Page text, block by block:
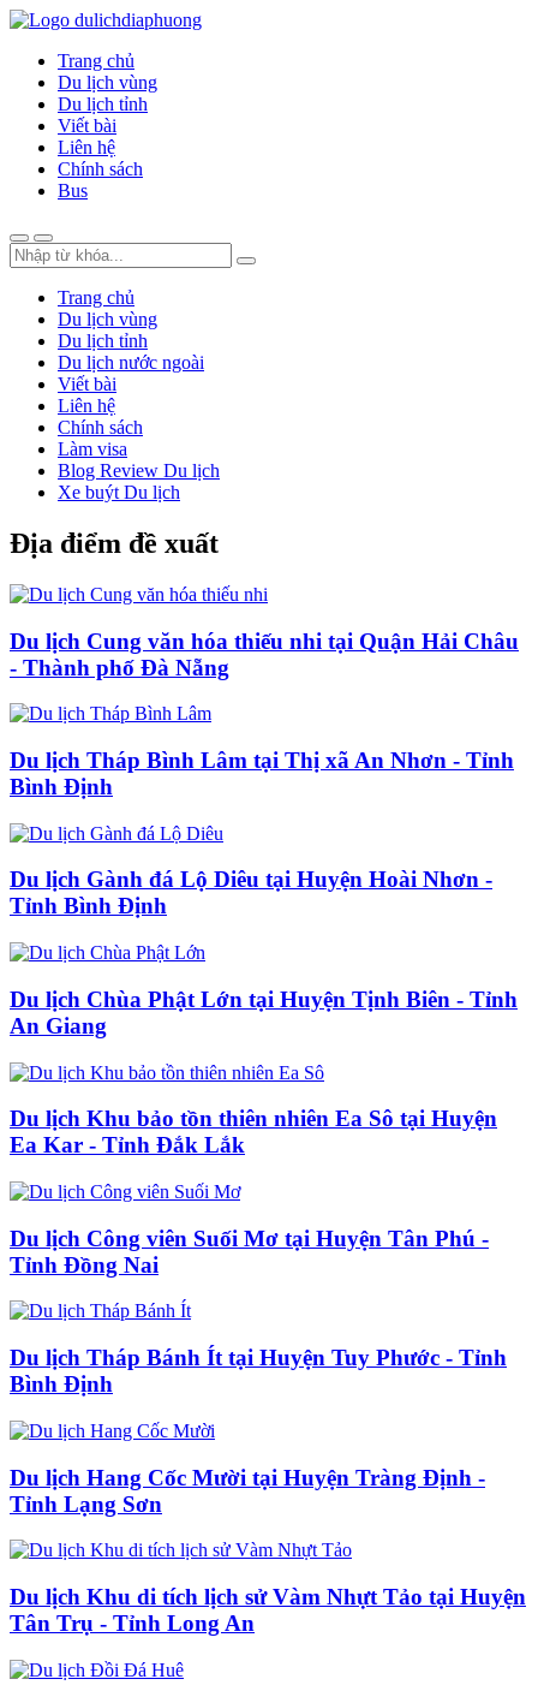
Trang chủ
Du lịch vùng
Du lịch tỉnh
Viết bài
Liên hệ
Chính sách
Bus
Trang chủ
Du lịch vùng
Du lịch tỉnh
Du lịch nước ngoài
Viết bài
Liên hệ
Chính sách
Làm visa
Blog Review Du lịch
Xe buýt Du lịch
Địa điểm đề xuất
Du lịch Cung văn hóa thiếu nhi tại Quận Hải Châu
- Thành phố Đà Nẵng
Du lịch Tháp Bình Lâm tại Thị xã An Nhơn - Tỉnh
Bình Định
Du lịch Gành đá Lộ Diêu tại Huyện Hoài Nhơn -
Tỉnh Bình Định
Du lịch Chùa Phật Lớn tại Huyện Tịnh Biên - Tỉnh
An Giang
Du lịch Khu bảo tồn thiên nhiên Ea Sô tại Huyện
Ea Kar - Tỉnh Đắk Lắk
Du lịch Công viên Suối Mơ tại Huyện Tân Phú -
Tỉnh Đồng Nai
Du lịch Tháp Bánh Ít tại Huyện Tuy Phước - Tỉnh
Bình Định
Du lịch Hang Cốc Mười tại Huyện Tràng Định -
Tỉnh Lạng Sơn
Du lịch Khu di tích lịch sử Vàm Nhựt Tảo tại Huyện
Tân Trụ - Tỉnh Long An